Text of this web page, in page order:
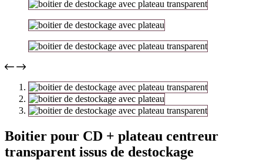
Boitier pour CD + plateau centreur
transparent issus de destockage